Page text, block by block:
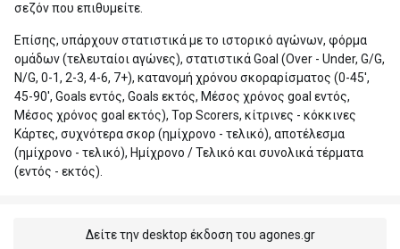
σεζόν που επιθυμείτε.
Επίσης, υπάρχουν στατιστικά με το ιστορικό αγώνων, φόρμα
ομάδων (τελευταίοι αγώνες), στατιστικά Goal (Over - Under, G/G,
N/G, 0-1, 2-3, 4-6, 7+), κατανομή χρόνου σκοραρίσματος (0-45',
45-90', Goals εντός, Goals εκτός, Μέσος χρόνος goal εντός,
Μέσος χρόνος goal εκτός), Top Scorers, κίτρινες - κόκκινες
Κάρτες, συχνότερα σκορ (ημίχρονο - τελικό), αποτέλεσμα
(ημίχρονο - τελικό), Ημίχρονο / Τελικό και συνολικά τέρματα
(εντός - εκτός).
Δείτε την desktop έκδοση του agones.gr